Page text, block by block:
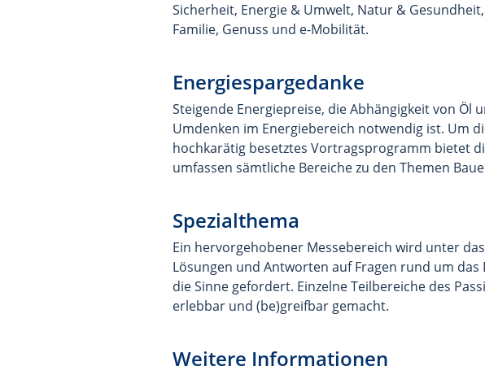
Sicherheit, Energie & Umwelt, Natur &
Familie, Genuss und e-Mobilität.
Energiespargedanke
Steigende Energiepreise, die Abhängigkeit von Öl
Umdenken im Energiebereich notwendig ist. Um
hochkarätig besetztes Vortragsprogramm bietet
umfassen sämtliche Bereiche zu den Themen
Spezialthema
Ein hervorgehobener Messebereich wird unter
Lösungen und Antworten auf Fragen rund um
die Sinne gefordert. Einzelne Teilbereiche des
erlebbar und (be)greifbar gemacht.
Weitere Informationen